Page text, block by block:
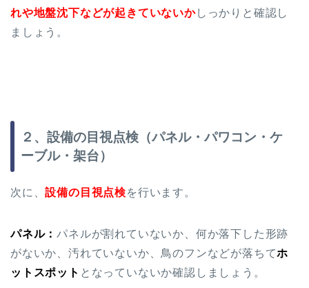
れや地盤沈下などが起きていないかしっかりと確認し
ましょう。
２、設備の目視点検（パネル・パワコン・ケ
ーブル・架台）
次に、設備の目視点検を行います。
パネル：パネルが割れていないか、何か落下した形跡
がないか、汚れていないか、鳥のフンなどが落ちてホ
ットスポット となっていないか確認しましょう。